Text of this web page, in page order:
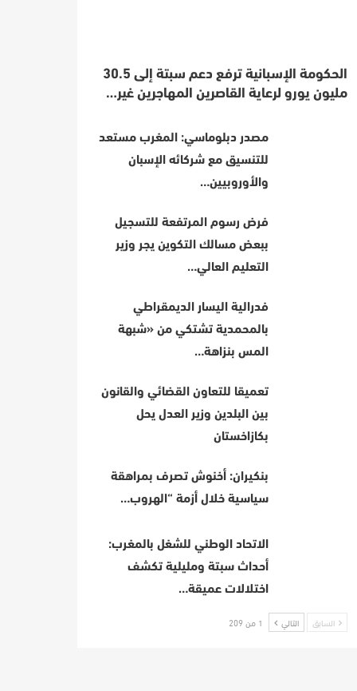
الحكومة الإسبانية ترفع دعم سبتة إلى 30.5
مليون يورو لرعاية القاصرين المهاجرين غير…
مصدر دبلوماسي: المغرب مستعد
للتنسيق مع شركائه الإسبان
والأوروبيين…
فرض رسوم المرتفعة للتسجيل
ببعض مسالك التكوين يجر وزير
التعليم العالي…
فدرالية اليسار الديمقراطي
بالمحمدية تشتكي من «شبهة
المس بنزاهة…
تعميقا للتعاون القضائي والقانون
بين البلدين وزير العدل يحل
بكازاخستان
بنكيران: أخنوش تصرف بمراهقة
سياسية خلال أزمة “الهروب…
الاتحاد الوطني للشغل بالمغرب:
أحداث سبتة ومليلية تكشف
اختلالات عميقة…
السابق التالي 1 من 209